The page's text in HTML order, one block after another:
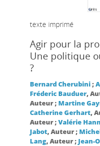
texte imprimé
Agir pour la
Une politique
?
Bernard Cherubini;
Fréderic Bauduer,
Auteur ; Martine
Catherine Gerhart,
Auteur ;Valérie
Jabot, Auteur ;
Lang, Auteur ; Jean-